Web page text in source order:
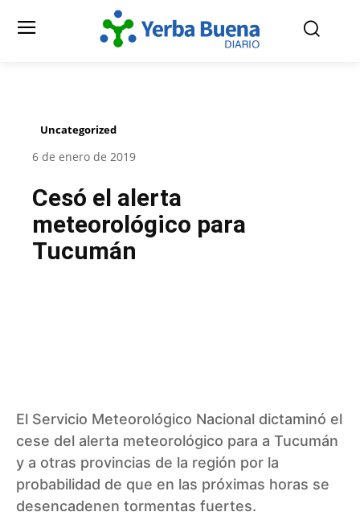
Uncategorized
6 de enero de 2019
Cesó el alerta
meteorológico para
Tucumán
El Servicio Meteorológico Nacional dictaminó el
cese del alerta meteorológico para a Tucumán
y a otras provincias de la región por la
probabilidad de que en las próximas horas se
desencadenen tormentas fuertes.